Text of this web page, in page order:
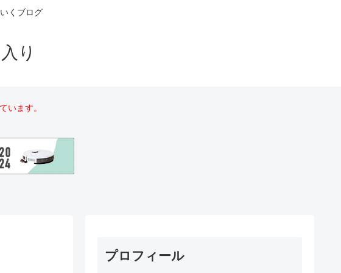
くブログ
り
います。
プロフィール